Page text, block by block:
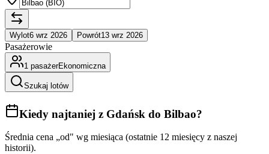
Wylot6 wrz 2026 Powrót13 wrz 2026
Pasażerowie
1 pasażerEkonomiczna
Szukaj lotów
Kiedy najtaniej z Gdańsk do Bilbao?
Średnia cena „od" wg miesiąca (ostatnie 12 miesięcy z naszej
historii).